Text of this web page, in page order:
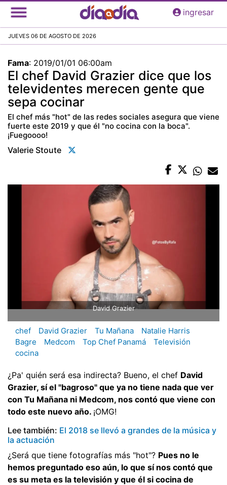
Pasar
al
principal
ingresar
JUEVES 06 DE AGOSTO DE 2026
Fama: 2019/01/01 06:00am
El chef David Grazier dice que los
televidentes merecen gente que
sepa cocinar
El chef más "hot" de las redes sociales asegura que viene
fuerte este 2019 y que él "no cocina con la boca".
¡Fuegoooo!
Valerie Stoute
David Grazier
chef David Grazier Tu Mañana
Natalie Harris
Bagre
Medcom Top Chef Panamá
Televisión
cocina
¿Pa' quién será esa indirecta? Bueno, el chef David
Grazier, sí el "bagroso" que ya no tiene nada que ver
con Tu Mañana ni Medcom, nos contó que viene con
todo este nuevo año. ¡OMG!
Lee también: El 2018 se llevó a grandes de la música y
la actuación
¿Será que tiene fotografías más "hot"? Pues no le
hemos preguntado eso aún, lo que sí nos contó que
es su meta es la televisión y que él si cocina de